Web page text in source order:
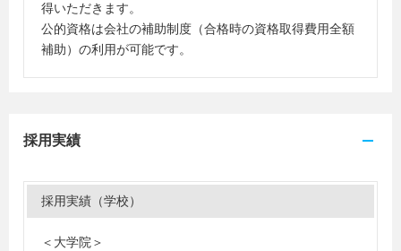
得いただきます。
公的資格は会社の補助制度（合格時の資格取得費用全額
補助）の利用が可能です。
採用実績
採用実績（学校）
＜大学院＞